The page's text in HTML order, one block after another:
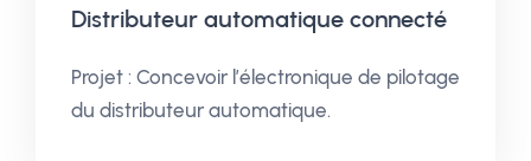
Distributeur automatique connecté
Projet : Concevoir l’électronique de pilotage
du distributeur automatique.